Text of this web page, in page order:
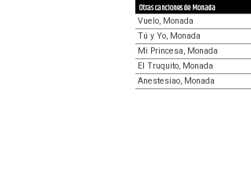
Otras canciones de Monada
Vuelo, Monada
Tú y Yo, Monada
Mi Princesa, Monada
El Truquito, Monada
Anestesiao, Monada